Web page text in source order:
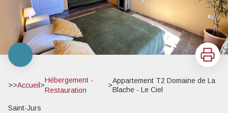
Imprimer
>>Accueil >
Hébergement -
Restauration
>
Appartement T2 Domaine de La
Blache - Le Ciel
Saint-Jurs